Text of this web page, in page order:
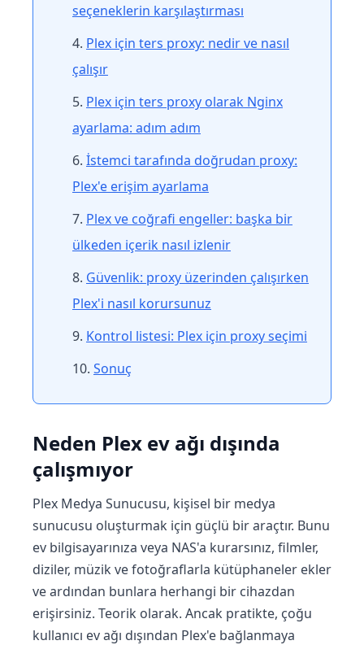
seçeneklerin karşılaştırması
Plex için ters proxy: nedir ve nasıl
çalışır
Plex için ters proxy olarak Nginx
ayarlama: adım adım
İstemci tarafında doğrudan proxy:
Plex'e erişim ayarlama
Plex ve coğrafi engeller: başka bir
ülkeden içerik nasıl izlenir
Güvenlik: proxy üzerinden çalışırken
Plex'i nasıl korursunuz
Kontrol listesi: Plex için proxy seçimi
Sonuç
Neden Plex ev ağı dışında
çalışmıyor
Plex Medya Sunucusu, kişisel bir medya
sunucusu oluşturmak için güçlü bir araçtır. Bunu
ev bilgisayarınıza veya NAS'a kurarsınız, filmler,
diziler, müzik ve fotoğraflarla kütüphaneler ekler
ve ardından bunlara herhangi bir cihazdan
erişirsiniz. Teorik olarak. Ancak pratikte, çoğu
kullanıcı ev ağı dışından Plex'e bağlanmaya